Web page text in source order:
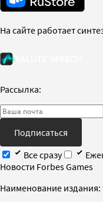
На сайте работает
Рассылка:
Подписаться
Все сразу
Новости Forbes Games
Наименование издания: